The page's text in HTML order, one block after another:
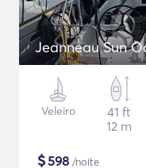
Jeanneau Sun
Veleiro
41 ft
12 m
$598 /noite